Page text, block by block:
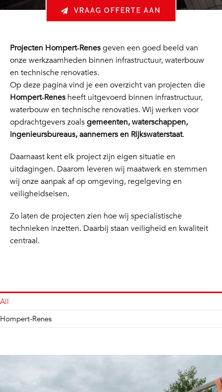
VRAAG OFFERTE AAN
Projecten Hompert‑Renesgeven een goed beeld van
onze werkzaamheden binnen infrastructuur, waterbouw
en technische renovaties.
Op deze pagina vind je een overzicht van projecten die
Hompert‑Renesheeft uitgevoerd binnen infrastructuur,
waterbouw en technische renovaties. Wij werken voor
opdrachtgevers zoalsgemeenten, waterschappen,
ingenieursbureaus, aannemers en Rijkswaterstaat.
Daarnaast kent elk project zijn eigen situatie en
uitdagingen. Daarom leveren wij maatwerk en stemmen
wij onze aanpak af op omgeving, regelgeving en
veiligheidseisen.
Zo laten de projecten zien hoe wij specialistische
technieken inzetten. Daarbij staan veiligheid en kwaliteit
centraal.
All
Hompert-Renes